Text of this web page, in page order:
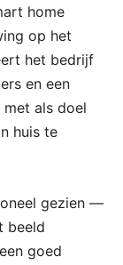
home
op het
het bedrijf
en een
met als doel
huis te
gezien —
beeld
goed